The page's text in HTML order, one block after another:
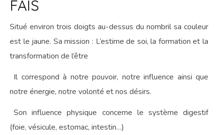
FAIS
Situé environ trois doigts au-dessus du nombril sa couleur
est le jaune. Sa mission : L’estime de soi, la formation et la
transformation de l’être
Il correspond à notre pouvoir, notre influence ainsi que
notre énergie, notre volonté et nos désirs.
Son influence physique concerne le système digestif
(foie, vésicule, estomac, intestin…)